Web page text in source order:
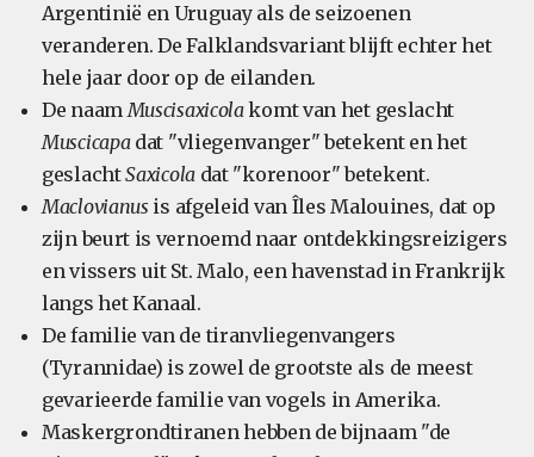
Argentinië en Uruguay als de seizoenen
veranderen. De Falklandsvariant blijft echter het
hele jaar door op de eilanden.
De naamMuscisaxicolakomt van het geslacht
Muscicapadat "vliegenvanger" betekent en het
geslachtSaxicoladat "korenoor" betekent.
Maclovianus is afgeleid van Îles Malouines, dat op
zijn beurt is vernoemd naar ontdekkingsreizigers
en vissers uit St. Malo, een havenstad in Frankrijk
langs het Kanaal.
De familie van de tiranvliegenvangers
(Tyrannidae) is zowel de grootste als de meest
gevarieerde familie van vogels in Amerika.
Maskergrondtiranen hebben de bijnaam "de